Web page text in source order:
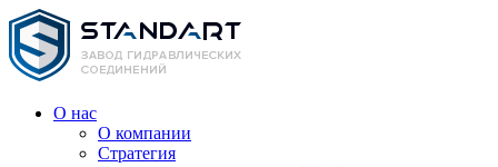
О нас
О компании
Стратегия